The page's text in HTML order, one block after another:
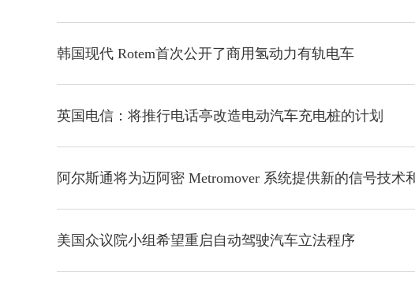
韩国现代 Rotem首次公开了商用氢动力有轨电车
英国电信：将推行电话亭改造电动汽车充电桩的计划
阿尔斯通将为迈阿密 Metromover 系统提供新的信号技术
美国众议院小组希望重启自动驾驶汽车立法程序